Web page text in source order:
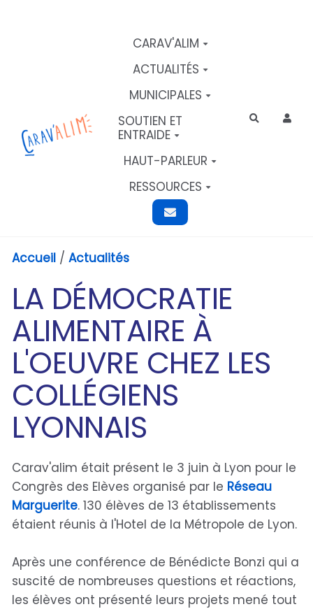
CARAV'ALIM
ACTUALITÉS
MUNICIPALES
SOUTIEN ET
ENTRAIDE
HAUT-PARLEUR
RESSOURCES
Rechercher
Accueil / Actualités
LA DÉMOCRATIE
ALIMENTAIRE À
L'OEUVRE CHEZ LES
COLLÉGIENS
LYONNAIS
Carav'alim était présent le 3 juin à Lyon pour le
Congrès des Elèves organisé par le Réseau
Marguerite. 130 élèves de 13 établissements
étaient réunis à l'Hotel de la Métropole de Lyon.
Après une conférence de Bénédicte Bonzi qui a
suscité de nombreuses questions et réactions,
les élèves ont présenté leurs projets mené tout